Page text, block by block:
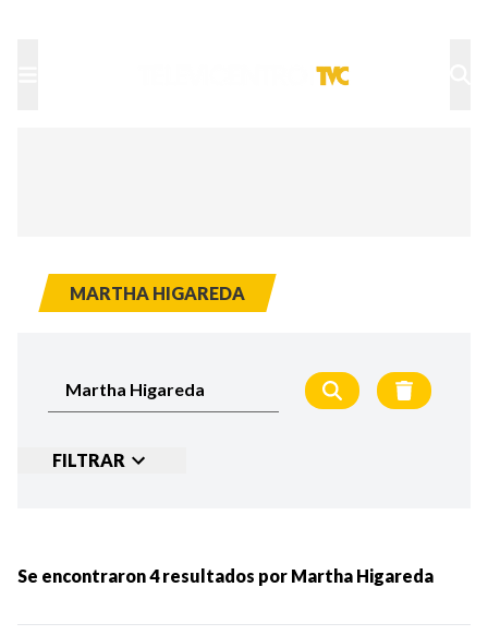
MARTHA HIGAREDA
FILTRAR
MÁS RECIENTES
MENOS RECIENTES
Se encontraron4 resultados por Martha Higareda